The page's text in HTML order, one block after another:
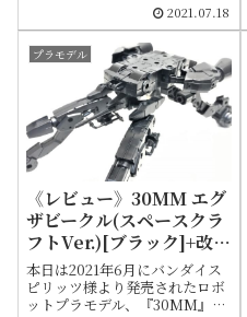
E7f スピナティア (フェンサー仕
様)」をご紹介します。同シリー
ズの第３勢力から、初の女型の
機体が登場です。別売りの追加
オプションパーツについても詳
しく記述してますまた、8月に
は同型機のアサシン仕様が発売
予定です。
2021.07.18
プラモデル
《レビュー》30MM エグ
ザビークル(スペースクラ
フトVer.)[ブラック]+改造
例
本日は2021年6月にバンダイス
ピリッツ様より発売されたロボ
ットプラモデル、『30MM』シ